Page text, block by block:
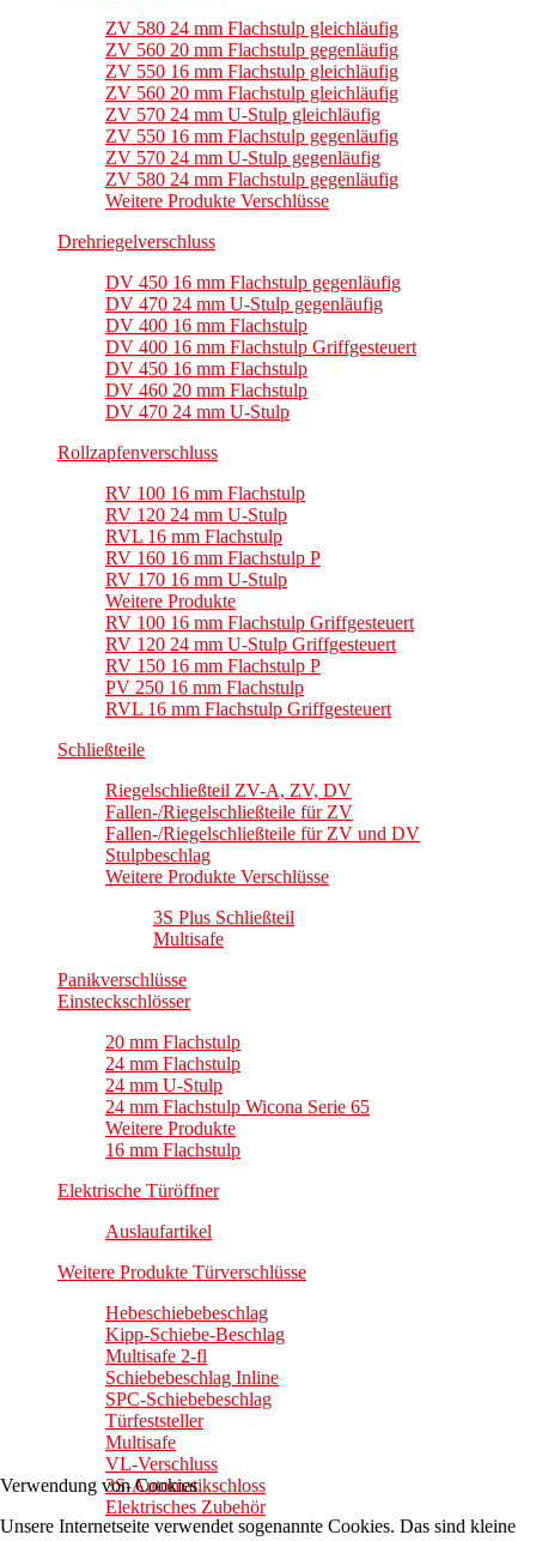
ZV 580 24 mm Flachstulp gleichläufig
ZV 560 20 mm Flachstulp gegenläufig
ZV 550 16 mm Flachstulp gleichläufig
ZV 560 20 mm Flachstulp gleichläufig
ZV 570 24 mm U-Stulp gleichläufig
ZV 550 16 mm Flachstulp gegenläufig
ZV 570 24 mm U-Stulp gegenläufig
ZV 580 24 mm Flachstulp gegenläufig
Weitere Produkte Verschlüsse
Drehriegelverschluss
DV 450 16 mm Flachstulp gegenläufig
DV 470 24 mm U-Stulp gegenläufig
DV 400 16 mm Flachstulp
DV 400 16 mm Flachstulp Griffgesteuert
DV 450 16 mm Flachstulp
DV 460 20 mm Flachstulp
DV 470 24 mm U-Stulp
Rollzapfenverschluss
RV 100 16 mm Flachstulp
RV 120 24 mm U-Stulp
RVL 16 mm Flachstulp
RV 160 16 mm Flachstulp P
RV 170 16 mm U-Stulp
Weitere Produkte
RV 100 16 mm Flachstulp Griffgesteuert
RV 120 24 mm U-Stulp Griffgesteuert
RV 150 16 mm Flachstulp P
PV 250 16 mm Flachstulp
RVL 16 mm Flachstulp Griffgesteuert
Schließteile
Riegelschließteil ZV-A, ZV, DV
Fallen-/Riegelschließteile für ZV
Fallen-/Riegelschließteile für ZV und DV
Stulpbeschlag
Weitere Produkte Verschlüsse
3S Plus Schließteil
Multisafe
Panikverschlüsse
Einsteckschlösser
20 mm Flachstulp
24 mm Flachstulp
24 mm U-Stulp
24 mm Flachstulp Wicona Serie 65
Weitere Produkte
16 mm Flachstulp
Elektrische Türöffner
Auslaufartikel
Weitere Produkte Türverschlüsse
Hebeschiebebeschlag
Kipp-Schiebe-Beschlag
Multisafe 2-fl
Schiebebeschlag Inline
SPC-Schiebebeschlag
Türfeststeller
Multisafe
VL-Verschluss
3S-Automatikschloss
Elektrisches Zubehör
Verwendung von Cookies
Unsere Internetseite verwendet sogenannte Cookies. Das sind kleine